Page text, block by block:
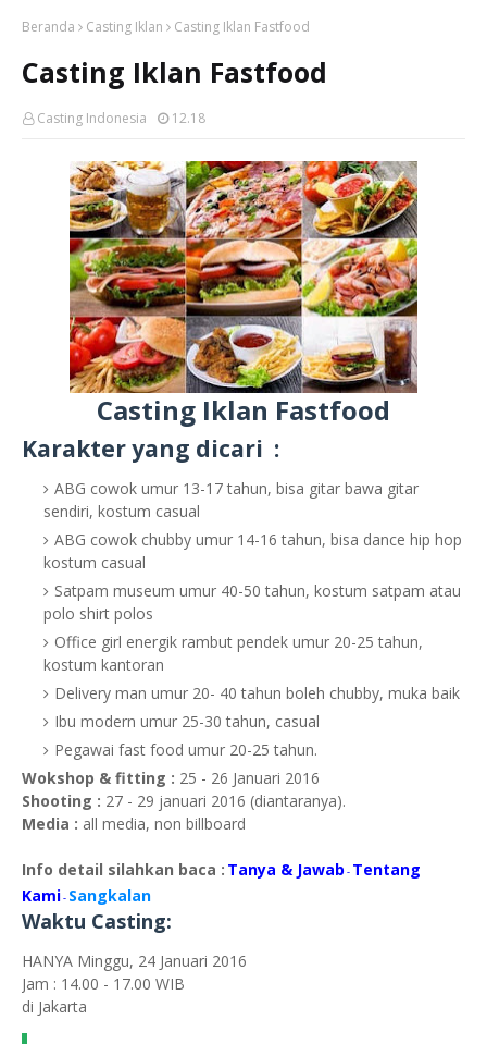
Beranda Casting Iklan Casting Iklan Fastfood
Casting Iklan Fastfood
Casting Indonesia 12.18
Casting Iklan Fastfood
Karakter yang dicari :
ABG cowok umur 13-17 tahun, bisa gitar bawa gitar
sendiri, kostum casual
ABG cowok chubby umur 14-16 tahun, bisa dance hip hop
kostum casual
Satpam museum umur 40-50 tahun, kostum satpam atau
polo shirt polos
Office girl energik rambut pendek umur 20-25 tahun,
kostum kantoran
Delivery man umur 20- 40 tahun boleh chubby, muka baik
Ibu modern umur 25-30 tahun, casual
Pegawai fast food umur 20-25 tahun.
Wokshop & fitting : 25 - 26 Januari 2016
Shooting : 27 - 29 januari 2016 (diantaranya).
Media : all media, non billboard
Info detail silahkan baca : Tanya & Jawab - Tentang
Kami - Sangkalan
Waktu Casting:
HANYA Minggu, 24 Januari 2016
Jam : 14.00 - 17.00 WIB
di Jakarta